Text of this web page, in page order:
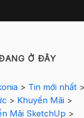
Ở ĐÂY
> Tin mới nhất>
> Khuyến Mãi>
Mãi SketchUp>